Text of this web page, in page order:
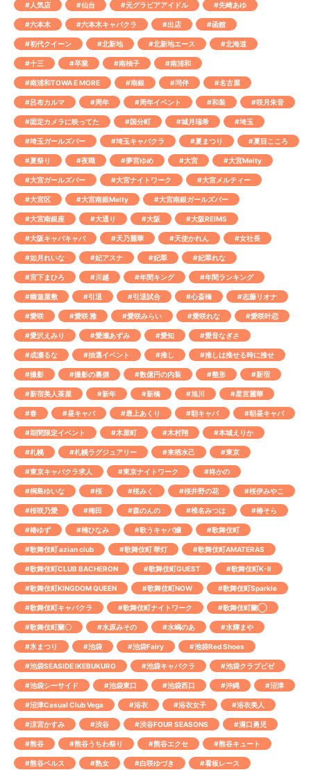
#人気店 #仙台 #元グラビアアイドル #先崎あゆ
#六本木 #六本木キャバクラ #出店 #函館
#初代クイーン #北新地 #北新地エース #北海道
#十三 #卒業 #南柚子 #南浦和
#南浦和TOWA E MORE #南銀 #同伴 #名古屋
#呂布カルマ #周年 #周年イベント #和装 #咲月朱音
#固定カメラに映ってた #国分町 #城月瑞希 #埼玉
#埼玉ガールズバー #埼玉キャバクラ #夏まつり #夏目こころ
#夏祭り #夜職 #夢宮ゆめ #大宮 #大宮Melty
#大宮ガールズバー #大宮ナイトワーク #大宮メルティー
#大宮区 #大宮南銀Melty #大宮南銀ガールズバー
#大宮南銀座 #大通り #大阪 #大阪REIMS
#大阪キャバキャバ #天乃麗華 #天使かれん #女社長
#如月れいな #妃アスナ #妃翠 #妃翠れな
#宮下まひろ #川越 #年間キング #年間ランキング
#幽遊屋敷 #引退 #引退試合 #心斎橋 #志藤リオナ
#愛咲 #愛咲 雅 #愛咲みらい #愛咲れな #愛咲叶恋
#愛沢えみり #愛瀬あずみ #愛知 #愛音なぎさ
#成瀬るな #抽選イベント #推し #推しは推せる時に推せ
#撮影 #撮影の裏側 #数億円の内装 #整形 #新宿
#新宿美人茶屋 #新年 #新橋 #旭川 #星宮麗華
#春 #昼キャバ #最上あくり #朝キャバ #朝昼キャバ
#期間限定イベント #木屋町 #木村翔 #本城えりか
#札幌 #札幌ラグジュアリー #来栖水己 #東京
#東京キャバクラ求人 #東京ナイトワーク #柊かの
#桐島ゆいな #桜 #桜みく #桜井野の花 #桜伊みやこ
#桜咲乃愛 #梅田 #森のんの #椎名みつは #椿そら
#椿ゆず #楠ひなみ #歌うキャバ嬢 #歌舞伎町
#歌舞伎町 azian club #歌舞伎町 華灯 #歌舞伎町AMATERAS
#歌舞伎町CLUB BACHERON #歌舞伎町GUEST #歌舞伎町K-Ⅱ
#歌舞伎町KINGDOM QUEEN #歌舞伎町NOW #歌舞伎町Sparkle
#歌舞伎町キャバクラ #歌舞伎町ナイトワーク #歌舞伎町蘭◯
#歌舞伎町蘭〇 #水原みその #水嶋のあ #水輝まや
#氷まつり #池袋 #池袋Fairy #池袋Red Shoes
#池袋SEASIDE IKEBUKURO #池袋キャバクラ #池袋クラブビゼ
#池袋シーサイド #池袋東口 #池袋西口 #沖縄 #沼津
#沼津Casual Club Vega #浴衣 #浴衣女子 #浴衣美人
#涼宮かすみ #渋谷 #渋谷FOUR SEASONS #溝口勇児
#熊谷 #熊谷うちわ祭り #熊谷エクセ #熊谷キュート
#熊谷ベルス #熟女 #白咲ゆづき #看板レース